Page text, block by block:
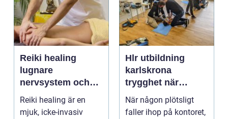
Reiki healing
lugnare
nervsystem och
djupare
återhämtning
Reiki healing är en
mjuk, icke-invasiv
Hlr utbildning
karlskrona
trygghet när
sekunderna
räknas
När någon plötsligt
faller ihop på kontoret,